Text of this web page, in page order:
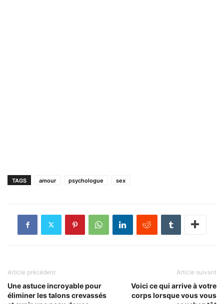
TAGS amour psychologue sex
Article précédent
Une astuce incroyable pour
éliminer les talons crevassés
Article suivant
Voici ce qui arrive à votre
corps lorsque vous vous